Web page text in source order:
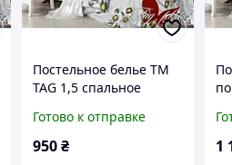
Постельное белье ТМ
TAG 1,5 спальное
компаньоном
Готово к отправке
950 ₴ 1